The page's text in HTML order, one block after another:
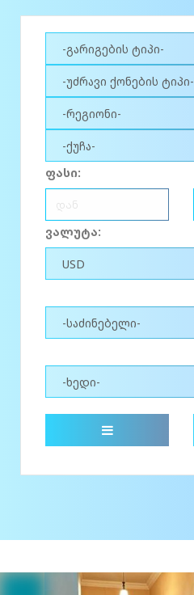
-გარიგების ტიპი-
-უძრავი ქონების ტიპი-
-რეგიონი-
-ქუჩა-
ფასი:
ვალუტა:
USD
-საძინებელი-
-ხედი-